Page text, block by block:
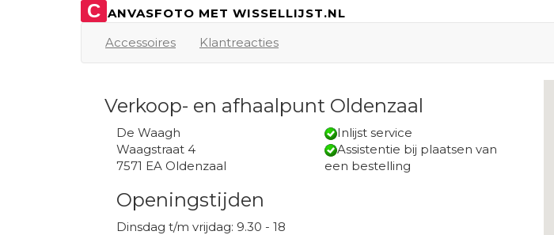
C ANVASFOTO MET WISSELLIJST.NL
Accessoires
Klantreacties
Verkoop- en afhaalpunt Oldenzaal
De Waagh
Waagstraat 4
7571 EA Oldenzaal
Openingstijden
Dinsdag t/m vrijdag: 9.30 - 18
Inlijst service
Assistentie bij plaatsen van
een bestelling